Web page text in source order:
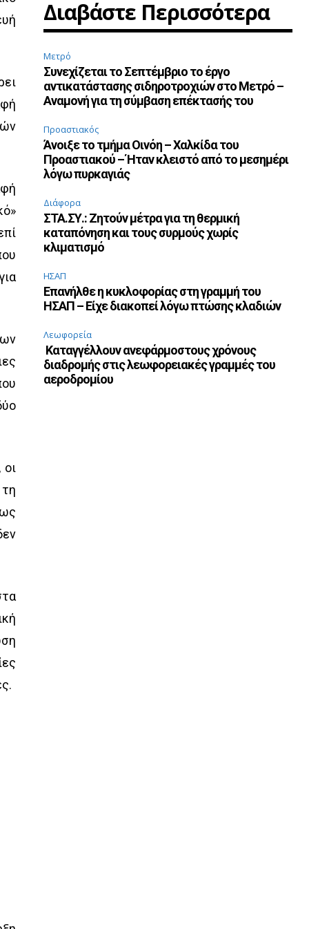
Διαβάστε Περισσότερα
Μετρό
Συνεχίζεται το Σεπτέμβριο το έργο
αντικατάστασης σιδηροτροχιών στο Μετρό –
Αναμονή για τη σύμβαση επέκτασής του
Προαστιακός
Άνοιξε το τμήμα Οινόη – Χαλκίδα του
Προαστιακού – Ήταν κλειστό από το μεσημέρι
λόγω πυρκαγιάς
Διάφορα
ΣΤΑ.ΣΥ.: Ζητούν μέτρα για τη θερμική
καταπόνηση και τους συρμούς χωρίς
κλιματισμό
ΗΣΑΠ
Επανήλθε η κυκλοφορίας στη γραμμή του
ΗΣΑΠ – Είχε διακοπεί λόγω πτώσης κλαδιών
Λεωφορεία
Καταγγέλλουν ανεφάρμοστους χρόνους
διαδρομής στις λεωφορειακές γραμμές του
αεροδρομίου